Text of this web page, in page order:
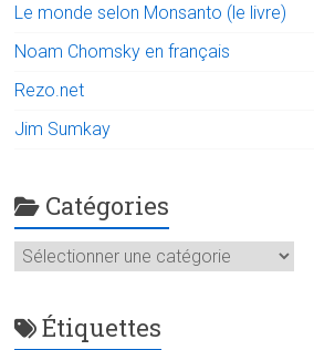
Le monde selon Monsanto (le livre)
Noam Chomsky en français
Rezo.net
Jim Sumkay
Catégories
Catégories
Étiquettes